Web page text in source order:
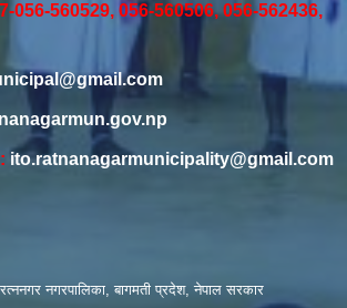
056-560529, 056-560506, 056-562436,
ito.ratnanagarmunicipality@gmail.com
नगरपालिका, बागमती प्रदेश, नेपाल सरकार